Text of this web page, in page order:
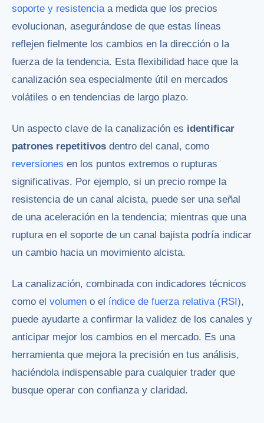
soporte y resistenciaa medida que los precios
evolucionan, asegurándose de que estas líneas
reflejen fielmente los cambios en la dirección o la
fuerza de la tendencia. Esta flexibilidad hace que la
canalización sea especialmente útil en mercados
volátiles o en tendencias de largo plazo.
Un aspecto clave de la canalización es identificar
patrones repetitivos dentro del canal, como
reversiones en los puntos extremos o rupturas
significativas. Por ejemplo, si un precio rompe la
resistencia de un canal alcista, puede ser una señal
de una aceleración en la tendencia; mientras que una
ruptura en el soporte de un canal bajista podría indicar
un cambio hacia un movimiento alcista.
La canalización, combinada con indicadores técnicos
como el volumen o el índice de fuerza relativa (RSI),
puede ayudarte a confirmar la validez de los canales y
anticipar mejor los cambios en el mercado. Es una
herramienta que mejora la precisión en tus análisis,
haciéndola indispensable para cualquier trader que
busque operar con confianza y claridad.